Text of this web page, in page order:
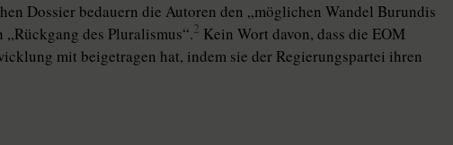
Dossier bedauern die Autoren den „möglichen Wandel Burundis
des Pluralismus“.2 Kein Wort davon, dass die EOM
mit beigetragen hat, indem sie der Regierungspartei ihren